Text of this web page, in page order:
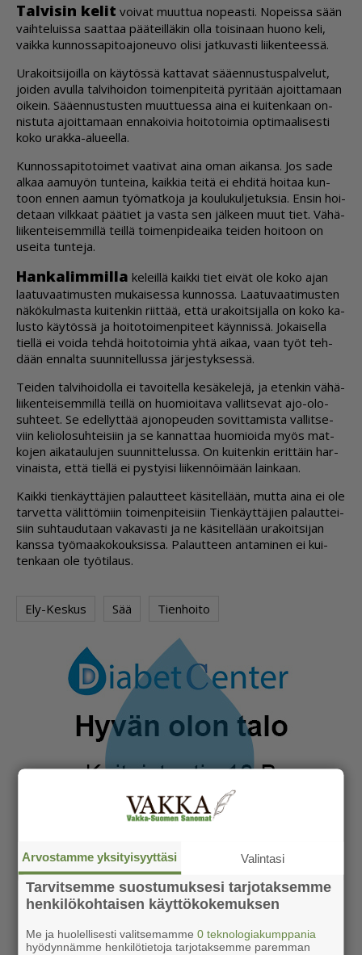
Tal­vi­sin ke­lit voi­vat muut­tua no­pe­as­ti. No­peis­sa sään
vaih­te­luis­sa saat­taa pää­teil­lä­kin ol­la toi­si­naan huo­no keli,
vaik­ka kun­nos­sa­pi­to­a­jo­neu­vo oli­si jat­ku­vas­ti lii­ken­tees­sä.
Ura­koit­si­joil­la on käy­tös­sä kat­ta­vat sää­en­nus­tus­pal­ve­lut,
joi­den avul­la tal­vi­hoi­don toi­men­pi­tei­tä py­ri­tään ajoit­ta­maan
oi­kein. Sää­en­nus­tus­ten muut­tu­es­sa ai­na ei kui­ten­kaan on­
nis­tu­ta ajoit­ta­maan en­na­koi­via hoi­to­toi­mia op­ti­maa­li­ses­ti
koko urak­ka-alu­eel­la.
Kun­nos­sa­pi­to­toi­met vaa­ti­vat ai­na oman ai­kan­sa. Jos sade
al­kaa aa­mu­yön tun­tei­na, kaik­kia tei­tä ei eh­di­tä hoi­taa kun­
toon en­nen aa­mun työ­mat­ko­ja ja kou­lu­kul­je­tuk­sia. En­sin hoi­
de­taan vilk­kaat pää­tiet ja vas­ta sen jäl­keen muut tiet. Vä­hä­
lii­ken­tei­sem­mil­lä teil­lä toi­men­pi­de­ai­ka tei­den hoi­toon on
usei­ta tun­te­ja.
Han­ka­lim­mil­la ke­leil­lä kaik­ki tiet ei­vät ole koko ajan
laa­tu­vaa­ti­mus­ten mu­kai­ses­sa kun­nos­sa. Laa­tu­vaa­ti­mus­ten
nä­kö­kul­mas­ta kui­ten­kin riit­tää, et­tä ura­koit­si­jal­la on koko ka­
lus­to käy­tös­sä ja hoi­to­toi­men­pi­teet käyn­nis­sä. Jo­kai­sel­la
tiel­lä ei voi­da teh­dä hoi­to­toi­mia yh­tä ai­kaa, vaan työt teh­
dään en­nal­ta suun­ni­tel­lus­sa jär­jes­tyk­ses­sä.
Tei­den tal­vi­hoi­dol­la ei ta­voi­tel­la ke­sä­ke­le­jä, ja eten­kin vä­hä­
lii­ken­tei­sem­mil­lä teil­lä on huo­mi­oi­ta­va val­lit­se­vat ajo-olo­
suh­teet. Se edel­lyt­tää ajo­no­peu­den so­vit­ta­mis­ta val­lit­se­
viin ke­li­o­lo­suh­tei­siin ja se kan­nat­taa huo­mi­oi­da myös mat­
ko­jen ai­ka­tau­lu­jen suun­nit­te­lus­sa. On kui­ten­kin erit­täin har­
vi­nais­ta, et­tä tiel­lä ei pys­tyi­si lii­ken­nöi­mään lain­kaan.
Kaik­ki tien­käyt­tä­jien pa­laut­teet kä­si­tel­lään, mut­ta ai­na ei ole
tar­vet­ta vä­lit­tö­miin toi­men­pi­tei­siin Tien­käyt­tä­jien pa­laut­tei­
siin suh­tau­du­taan va­ka­vas­ti ja ne kä­si­tel­lään ura­koit­si­jan
kans­sa työ­maa­ko­kouk­sis­sa. Pa­laut­teen an­ta­mi­nen ei kui­
ten­kaan ole työ­ti­laus.
Ely-Keskus Sää Tienhoito
Arvostamme yksityisyyttäsi Valintasi
Tarvitsemme suostumuksesi tarjotaksemme
henkilökohtaisen käyttökokemuksen
Me ja huolellisesti valitsemamme0 teknologiakumppania
hyödynnämme henkilötietoja tarjotaksemme paremman